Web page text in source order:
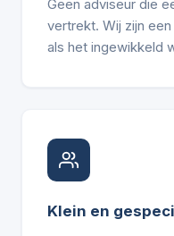
Geen adviseur die
vertrekt. Wij zijn
als het ingewikkeld
Klein en